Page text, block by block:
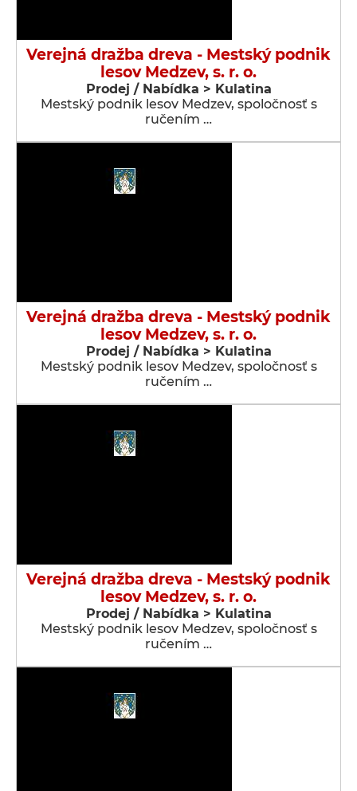
Verejná dražba dreva - Mestský podnik
lesov Medzev, s. r. o.
Prodej / Nabídka > Kulatina
Mestský podnik lesov Medzev, spoločnosť s
ručením …
Verejná dražba dreva - Mestský podnik
lesov Medzev, s. r. o.
Prodej / Nabídka > Kulatina
Mestský podnik lesov Medzev, spoločnosť s
ručením …
Verejná dražba dreva - Mestský podnik
lesov Medzev, s. r. o.
Prodej / Nabídka > Kulatina
Mestský podnik lesov Medzev, spoločnosť s
ručením …